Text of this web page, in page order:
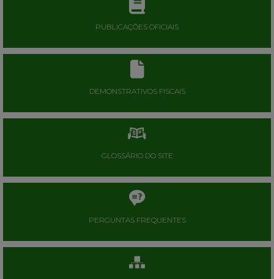
PUBLICAÇÕES OFICIAIS
DEMONSTRATIVOS FISCAIS
GLOSSÁRIO DO SITE
PERGUNTAS FREQUENTES